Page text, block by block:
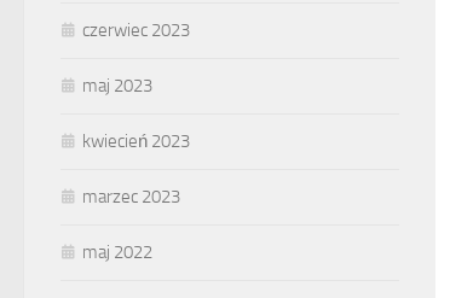
czerwiec 2023
maj 2023
kwiecień 2023
marzec 2023
maj 2022